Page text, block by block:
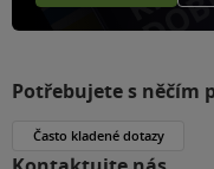
Potřebujete s něčím
Často kladené dotazy